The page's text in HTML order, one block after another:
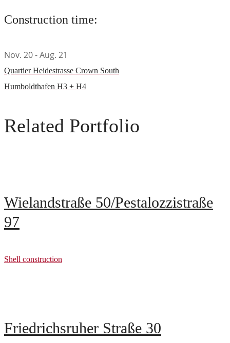
Construction time:
Nov. 20 - Aug. 21
Quartier Heidestrasse Crown South
Humboldthafen H3 + H4
Related Portfolio
Wielandstraße 50/Pestalozzistraße
97
Shell construction
Friedrichsruher Straße 30